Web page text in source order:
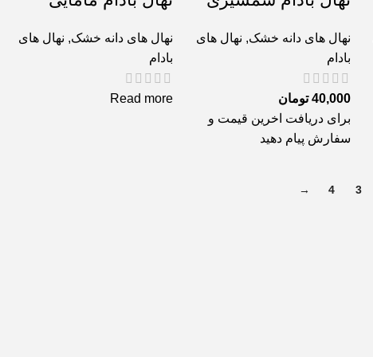
نهال های دانه خشک, نهال های
بادام
40,000 تومان
برای دریافت اخرین قیمت و
سفارش پیام دهید
نهال های دانه خشک, نهال های
بادام
Read more
3
4
→